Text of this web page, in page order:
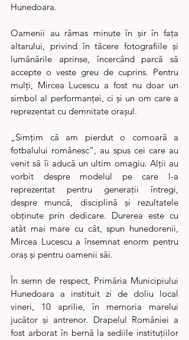
Hunedoara.
Oamenii au rămas minute în șir în fața
altarului, privind în tăcere fotografiile și
lumânările aprinse, încercând parcă să
accepte o veste greu de cuprins. Pentru
mulți, Mircea Lucescu a fost nu doar un
simbol al performanței, ci și un om care a
reprezentat cu demnitate orașul.
„Simțim că am pierdut o comoară a
fotbalului românesc”, au spus cei care au
venit să îi aducă un ultim omagiu. Alții au
vorbit despre modelul pe care l-a
reprezentat pentru generații întregi,
despre muncă, disciplină și rezultatele
obținute prin dedicare. Durerea este cu
atât mai mare cu cât, spun hunedorenii,
Mircea Lucescu a însemnat enorm pentru
oraș și pentru oamenii săi.
În semn de respect, Primăria Municipiului
Hunedoara a instituit zi de doliu local
vineri, 10 aprilie, în memoria marelui
jucător și antrenor. Drapelul României a
fost arborat în bernă la sediile instituțiilor